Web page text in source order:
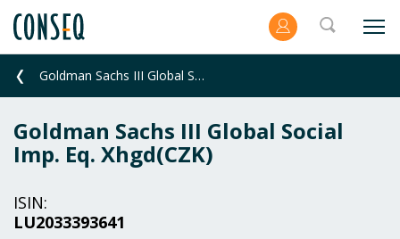
Goldman Sachs III Global Social Imp. Eq. Xhgd(CZK)
Goldman Sachs III Global Social
Imp. Eq. Xhgd(CZK)
ISIN:
LU2033393641